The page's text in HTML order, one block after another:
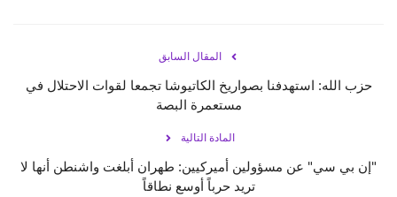
المقال السابق
حزب الله: استهدفنا بصواريخ الكاتيوشا تجمعا لقوات الاحتلال في
مستعمرة البصة
المادة التالية
"إن بي سي" عن مسؤولين أميركيين: طهران أبلغت واشنطن أنها لا
تريد حرباً أوسع نطاقاً